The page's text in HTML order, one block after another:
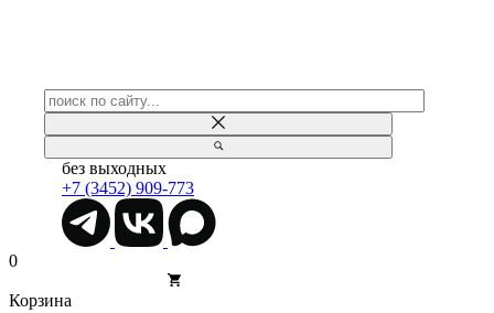
без выходных
+7 (3452) 909-773
0
Корзина